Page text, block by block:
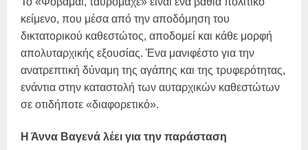
κείμενο, που μέσα από την αποδόμηση του
δικτατορικού καθεστώτος, αποδομεί και κάθε μορφή
απολυταρχικής εξουσίας. Ένα μανιφέστο για την
ανατρεπτική δύναμη της αγάπης και της τρυφερότητας,
ενάντια στην καταστολή των αυταρχικών καθεστώτων
σε οτιδήποτε «διαφορετικό».
Η Άννα Βαγενά λέει για την παράσταση